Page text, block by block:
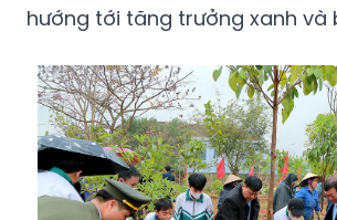
hướng tới tăng trưởng xanh và